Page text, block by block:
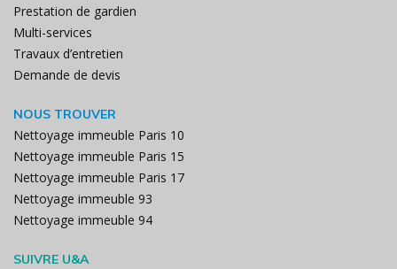
Prestation de gardien
Multi-services
Travaux d’entretien
Demande de devis
NOUS TROUVER
Nettoyage immeuble Paris 10
Nettoyage immeuble Paris 15
Nettoyage immeuble Paris 17
Nettoyage immeuble 93
Nettoyage immeuble 94
SUIVRE U&A